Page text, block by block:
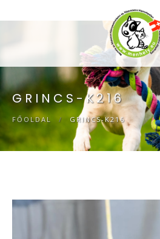
GRINCS-K216
FŐOLDAL / GRINCS-K216